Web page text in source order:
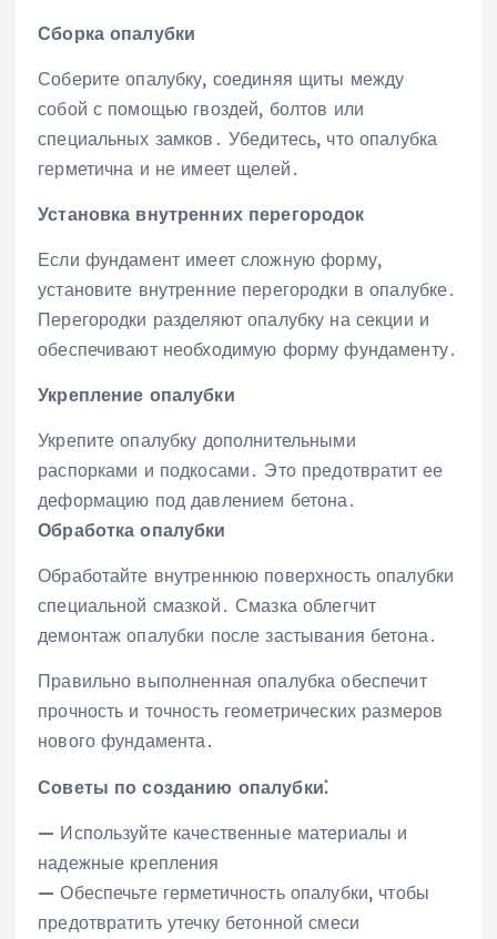
Сборка опалубки
Соберите опалубку‚ соединяя щиты между
собой с помощью гвоздей‚ болтов или
специальных замков․ Убедитесь‚ что опалубка
герметична и не имеет щелей․
Установка внутренних перегородок
Если фундамент имеет сложную форму‚
установите внутренние перегородки в опалубке․
Перегородки разделяют опалубку на секции и
обеспечивают необходимую форму фундаменту․
Укрепление опалубки
Укрепите опалубку дополнительными
распорками и подкосами․ Это предотвратит ее
деформацию под давлением бетона․
Обработка опалубки
Обработайте внутреннюю поверхность опалубки
специальной смазкой․ Смазка облегчит
демонтаж опалубки после застывания бетона․
Правильно выполненная опалубка обеспечит
прочность и точность геометрических размеров
нового фундамента․
Советы по созданию опалубки⁚
— Используйте качественные материалы и
надежные крепления
— Обеспечьте герметичность опалубки‚ чтобы
предотвратить утечку бетонной смеси